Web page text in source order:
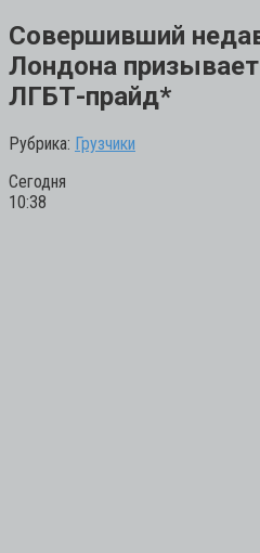
Совершивший
Лондона
ЛГБТ-прайд*
Рубрика: Грузчики
Сегодня
10:38